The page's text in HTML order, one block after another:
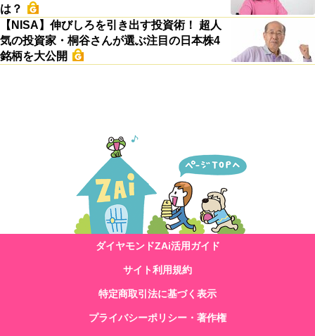
は？
【NISA】伸びしろを引き出す投資術！ 超人
気の投資家・桐谷さんが選ぶ注目の日本株4
銘柄を大公開
ダイヤモンドZAi活用ガイド
サイト利用規約
特定商取引法に基づく表示
プライバシーポリシー・著作権